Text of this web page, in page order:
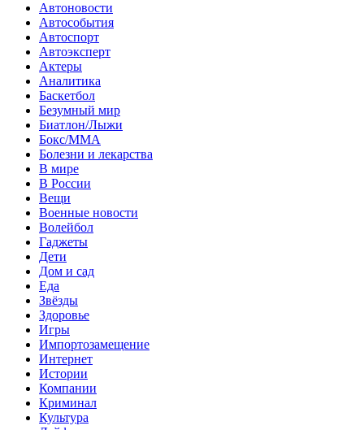
Автоновости
Автособытия
Автоспорт
Автоэксперт
Актеры
Аналитика
Баскетбол
Безумный мир
Биатлон/Лыжи
Бокс/MMA
Болезни и лекарства
В мире
В России
Вещи
Военные новости
Волейбол
Гаджеты
Дети
Дом и сад
Еда
Звёзды
Здоровье
Игры
Импортозамещение
Интернет
Истории
Компании
Криминал
Культура